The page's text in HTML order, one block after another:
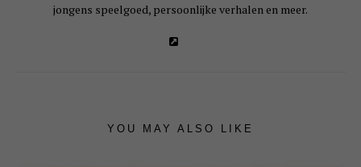
jongens speelgoed, persoonlijke verhalen en meer.
YOU MAY ALSO LIKE